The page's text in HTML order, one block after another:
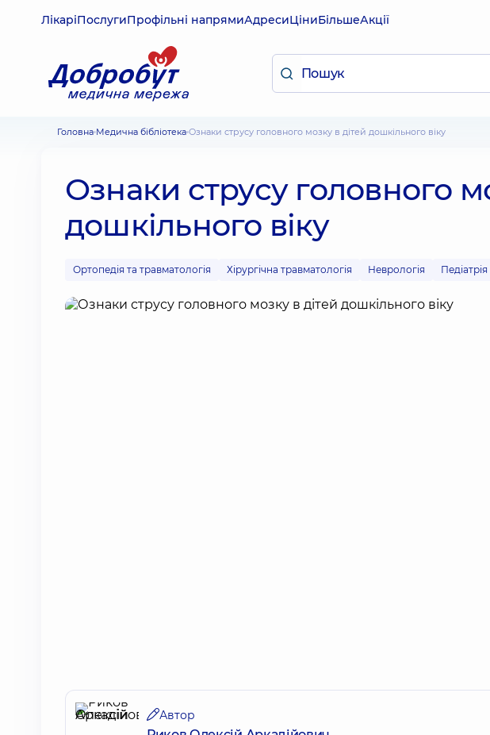
ЛікаріПослугиПрофільні напрямиАдресиЦіниБільшеАкції
Головна Медична бібліотека Ознаки струсу головного мозку в дітей дошкільного віку
Ознаки струсу головного
дошкільного віку
Ортопедія та травматологія Хірургічна травматологія Неврологія Педіатрія
Автор